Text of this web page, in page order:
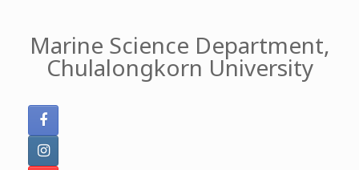
contentMarine Science Department,
Chulalongkorn University